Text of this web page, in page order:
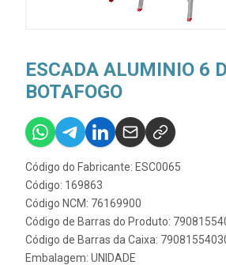
ESCADA ALUMINIO 6
BOTAFOGO
Código do Fabricante: ESC0065
Código: 169863
Código NCM: 76169900
Código de Barras do Produto:
Código de Barras da Caixa:
Embalagem: UNIDADE